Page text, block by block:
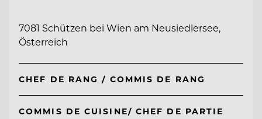
7081 Schützen bei Wien am Neusiedlersee,
Österreich
CHEF DE RANG / COMMIS DE RANG
COMMIS DE CUISINE/ CHEF DE PARTIE